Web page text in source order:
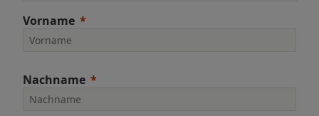
Vorname
Nachname